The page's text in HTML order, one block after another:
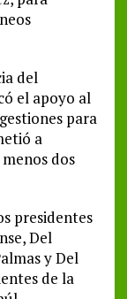
del
el apoyo al
para
a
dos
presidentes
Del
y Del
de la